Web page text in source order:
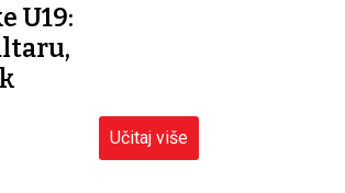
U19:
Učitaj više